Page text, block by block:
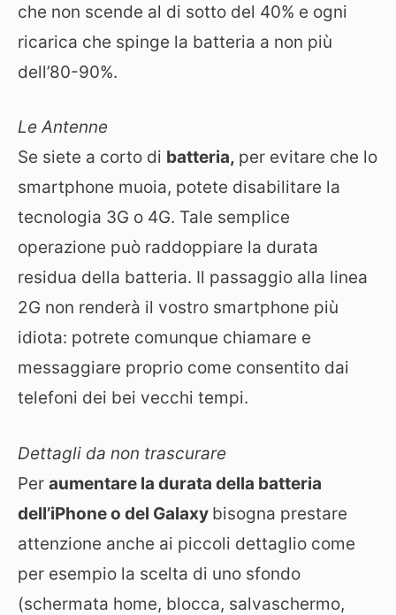
che non scende al di sotto del 40% e ogni
ricarica che spinge la batteria a non più
dell’80-90%.
Le Antenne
Se siete a corto di batteria, per evitare che lo
smartphone muoia, potete disabilitare la
tecnologia 3G o 4G. Tale semplice
operazione può raddoppiare la durata
residua della batteria. Il passaggio alla linea
2G non renderà il vostro smartphone più
idiota: potrete comunque chiamare e
messaggiare proprio come consentito dai
telefoni dei bei vecchi tempi.
Dettagli da non trascurare
Per aumentare la durata della batteria
dell’iPhone o del Galaxy bisogna prestare
attenzione anche ai piccoli dettaglio come
per esempio la scelta di uno sfondo
(schermata home, blocca, salvaschermo,